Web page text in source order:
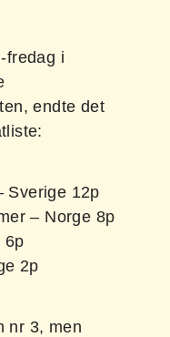
fredag i
endte det
Sverige 12p
– Norge 8p
6p
2p
nr 3, men